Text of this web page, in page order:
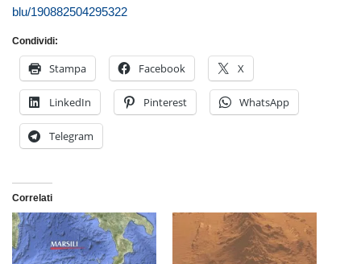
blu/190882504295322
Condividi:
Stampa Facebook X
LinkedIn Pinterest WhatsApp
Telegram
Correlati